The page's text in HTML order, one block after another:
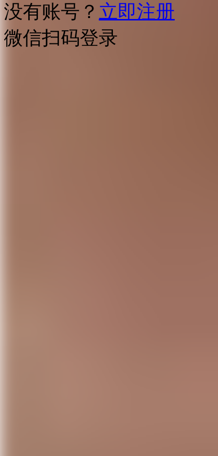
没有账号？ 立即注册
微信扫码登录